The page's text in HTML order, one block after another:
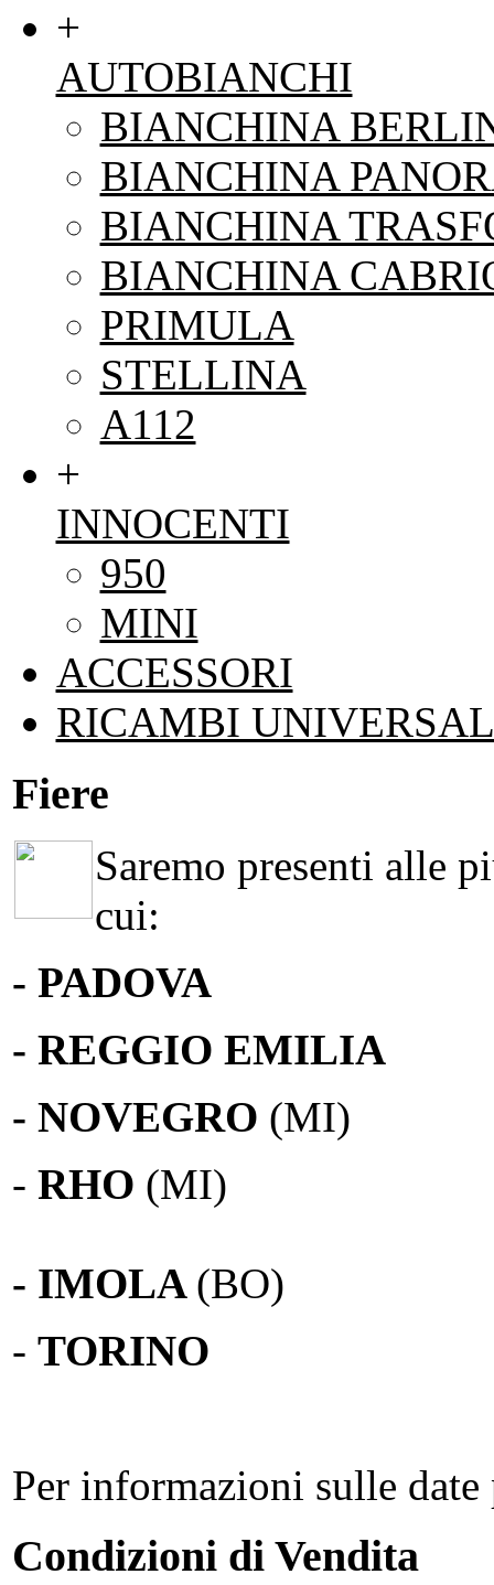
+
AUTOBIANCHI
BIANCHINA
BIANCHINA
BIANCHINA
BIANCHINA
PRIMULA
STELLINA
A112
+
INNOCENTI
950
MINI
ACCESSORI
RICAMBI
Fiere
Saremo presenti alle
cui:
- PADOVA
- REGGIO EMILIA
- NOVEGRO (MI)
- RHO (MI)
- IMOLA (BO)
- TORINO
Per informazioni sulle
Condizioni di Vendita